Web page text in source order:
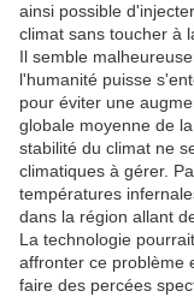
ainsi possible
climat sans toucher à
Il semble
l'humanité puisse
pour éviter une
globale moyenne de
stabilité du climat ne
climatiques à gérer.
températures
dans la région allant
La technologie
affronter ce problème
faire des percées